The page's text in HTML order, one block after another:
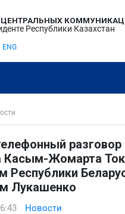
Республики Казахстан
ENG
разговор
Касым-Жомарта
Республики
Лукашенко
Новости